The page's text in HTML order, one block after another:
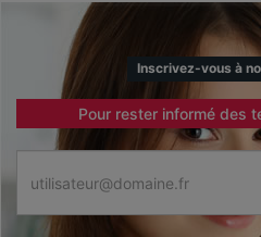
Inscrivez-vous à
Pour rester informé des